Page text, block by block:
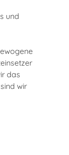
und
das
wir